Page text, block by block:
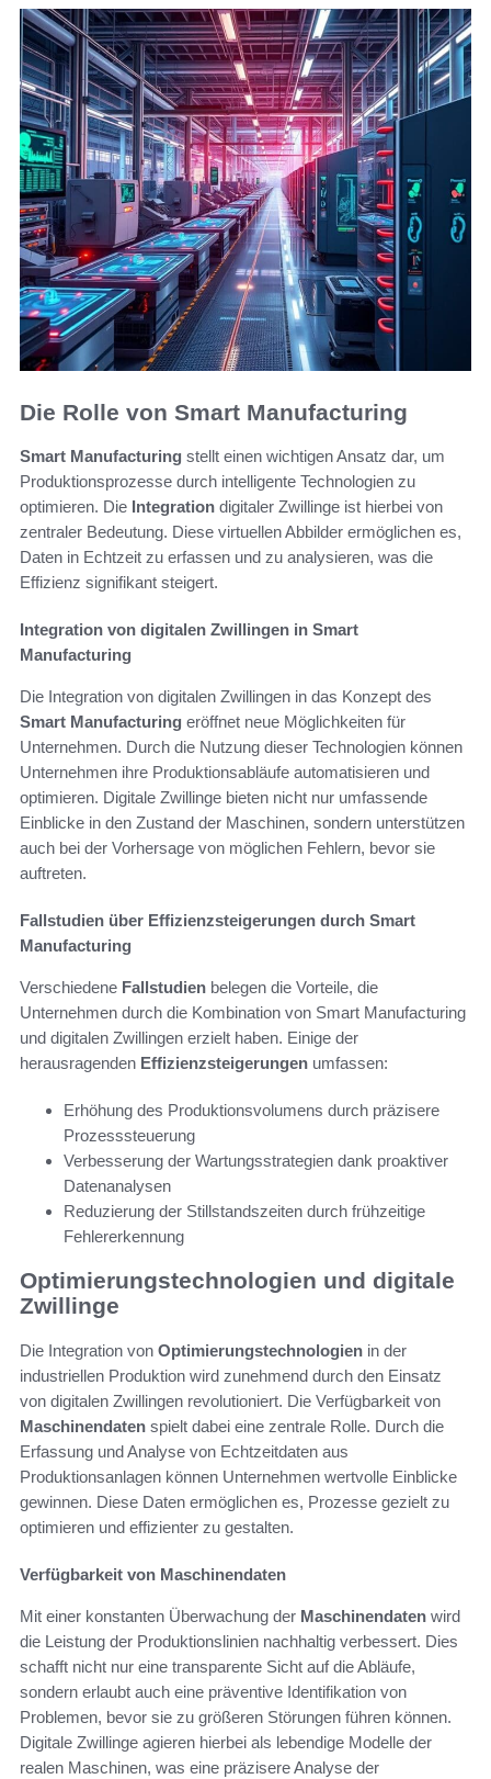
Die Rolle von Smart Manufacturing
Smart Manufacturing stellt einen wichtigen Ansatz dar, um
Produktionsprozesse durch intelligente Technologien zu
optimieren. Die Integration digitaler Zwillinge ist hierbei von
zentraler Bedeutung. Diese virtuellen Abbilder ermöglichen es,
Daten in Echtzeit zu erfassen und zu analysieren, was die
Effizienz signifikant steigert.
Integration von digitalen Zwillingen in Smart
Manufacturing
Die Integration von digitalen Zwillingen in das Konzept des
Smart Manufacturing eröffnet neue Möglichkeiten für
Unternehmen. Durch die Nutzung dieser Technologien können
Unternehmen ihre Produktionsabläufe automatisieren und
optimieren. Digitale Zwillinge bieten nicht nur umfassende
Einblicke in den Zustand der Maschinen, sondern unterstützen
auch bei der Vorhersage von möglichen Fehlern, bevor sie
auftreten.
Fallstudien über Effizienzsteigerungen durch Smart
Manufacturing
Verschiedene Fallstudien belegen die Vorteile, die
Unternehmen durch die Kombination von Smart Manufacturing
und digitalen Zwillingen erzielt haben. Einige der
herausragenden Effizienzsteigerungen umfassen:
Erhöhung des Produktionsvolumens durch präzisere
Prozesssteuerung
Verbesserung der Wartungsstrategien dank proaktiver
Datenanalysen
Reduzierung der Stillstandszeiten durch frühzeitige
Fehlererkennung
Optimierungstechnologien und digitale
Zwillinge
Die Integration von Optimierungstechnologien in der
industriellen Produktion wird zunehmend durch den Einsatz
von digitalen Zwillingen revolutioniert. Die Verfügbarkeit von
Maschinendaten spielt dabei eine zentrale Rolle. Durch die
Erfassung und Analyse von Echtzeitdaten aus
Produktionsanlagen können Unternehmen wertvolle Einblicke
gewinnen. Diese Daten ermöglichen es, Prozesse gezielt zu
optimieren und effizienter zu gestalten.
Verfügbarkeit von Maschinendaten
Mit einer konstanten Überwachung der Maschinendaten wird
die Leistung der Produktionslinien nachhaltig verbessert. Dies
schafft nicht nur eine transparente Sicht auf die Abläufe,
sondern erlaubt auch eine präventive Identifikation von
Problemen, bevor sie zu größeren Störungen führen können.
Digitale Zwillinge agieren hierbei als lebendige Modelle der
realen Maschinen, was eine präzisere Analyse der